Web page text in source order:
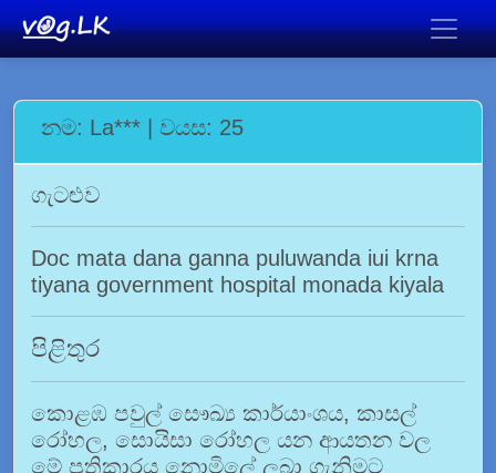
නම: La*** | වයස: 25
ගැටළුව
Doc mata dana ganna puluwanda iui krna
tiyana government hospital monada kiyala
පිළිතුර
කොළඹ පවුල් සෞඛ්‍ය කාර්යාංශය, කාසල්
රෝහල, සොයිසා රෝහල යන ආයතන වල
මේ ප්‍රතිකාරය නොමිලේ ලබා ගැනිමට